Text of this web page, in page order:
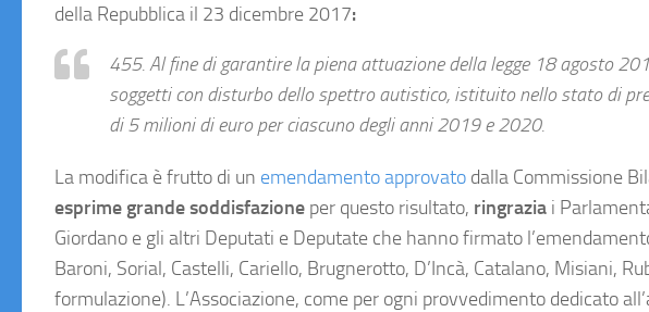
della Repubblica il 23 dicembre 2017:
455. Al fine di garantire la piena attuazione della legge 18 agosto
soggetti con disturbo dello spettro autistico, istituito nello stato di
di 5 milioni di euro per ciascuno degli anni 2019 e 2020.
La modifica è frutto di un emendamento approvato dalla Commissione
esprime grande soddisfazione per questo risultato, ringrazia i
Giordano e gli altri Deputati e Deputate che hanno firmato
Baroni, Sorial, Castelli, Cariello, Brugnerotto, D’Incà, Catalano, Misiani,
formulazione). L’Associazione, come per ogni provvedimento dedicato